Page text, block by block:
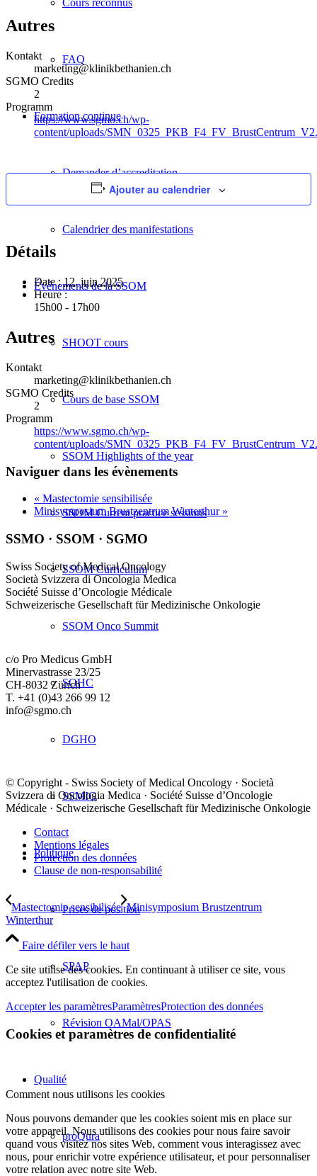
Cours reconnus
FAQ
Formation continue
Demander d’accreditation
Calendrier des manifestations
Événements de la SSOM
SHOOT cours
Cours de base SSOM
SSOM Highlights of the year
SSOM Current practice sessions
SSOM Curriculum
SSOM Onco Summit
SOHC
DGHO
SSMIG
Politique
Prises de position
SPAP
Révision OAMal/OPAS
Qualité
proQura
Autres
Kontakt
marketing@klinikbethanien.ch
SGMO Credits
2
Programm
https://www.sgmo.ch/wp-
content/uploads/
Ajouter au calendrier
Détails
Date : 12. juin 2025
Heure :
15h00 - 17h00
Autres
Kontakt
marketing@klinikbethanien.ch
SGMO Credits
2
Programm
https://www.sgmo.ch/wp-
content/uploads/
Naviguer dans les évènements
« Mastectomie sensibilisée
Minisymposium Brustzentrum Winterthur »
SSMO · SSOM · SGMO
Swiss Society of Medical Oncology
Società Svizzera di Oncologia Medica
Société Suisse d’Oncologie Médicale
Schweizerische Gesellschaft für Medizinische Onkologie
c/o Pro Medicus GmbH
Minervastrasse 23/25
CH-8032 Zürich
T. +41 (0)43 266 99 12
info@sgmo.ch
© Copyright - Swiss Society of Medical Oncology · Società
Svizzera di Oncologia Medica · Société Suisse d’Oncologie
Médicale · Schweizerische Gesellschaft für Medizinische Onkologie
Contact
Mentions légales
Protection des données
Clause de non-responsabilité
Mastectomie sensibilisée Minisymposium Brustzentrum
Winterthur
Faire défiler vers le haut
Ce site utilise des cookies. En continuant à utiliser ce site, vous
acceptez l'utilisation de cookies.
Accepter les paramètresParamètresProtection des données
Cookies et paramètres de confidentialité
Comment nous utilisons les cookies
Nous pouvons demander que les cookies soient mis en place sur
votre appareil. Nous utilisons des cookies pour nous faire savoir
quand vous visitez nos sites Web, comment vous interagissez avec
nous, pour enrichir votre expérience utilisateur, et pour personnaliser
votre relation avec notre site Web.